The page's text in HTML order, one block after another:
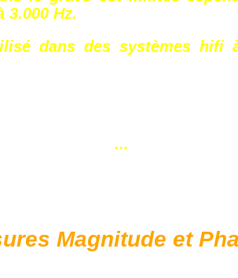
3.000 Hz.
dans des systèmes hifi
...
Magnitude et